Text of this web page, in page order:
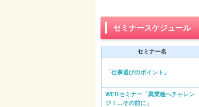
セミナースケジュール
セミナー名
「仕事選びのポイント」
WEBセミナー「異業種へチャレン
ジ！…その前に」